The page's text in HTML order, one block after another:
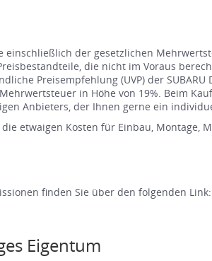
der gesetzlichen
die nicht im Voraus
Preisempfehlung (UVP) der
in Höhe von 19%. Beim
Anbieters, der Ihnen gerne ein
etwaigen Kosten für Einbau, Montage,
finden Sie über den folgenden Link:
Eigentum